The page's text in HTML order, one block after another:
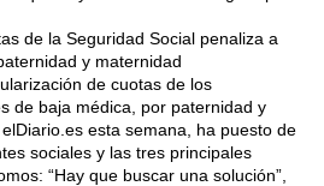
de la Seguridad Social penaliza a
y maternidad
de cuotas de los
de baja médica, por paternidad y
esta semana, ha puesto de
sociales y las tres principales
“Hay que buscar una solución”,